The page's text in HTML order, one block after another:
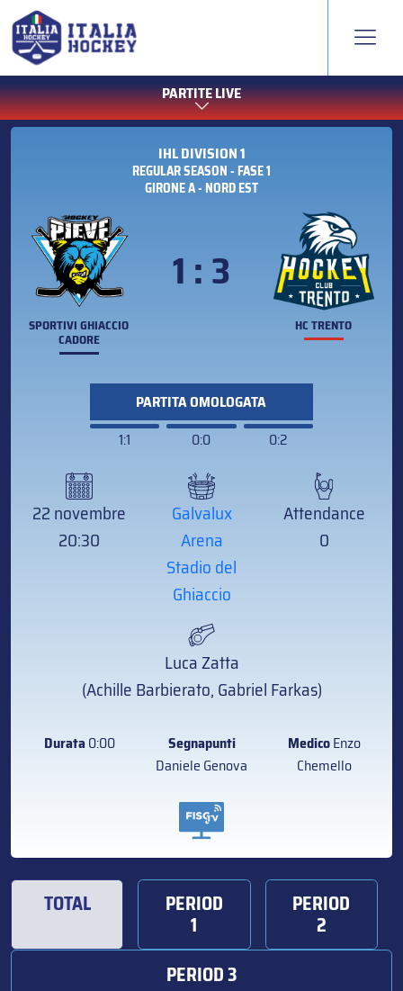
PARTITE LIVE
IHL DIVISION 1
REGULAR SEASON - FASE 1
GIRONE A - NORD EST
SPORTIVI GHIACCIO
CADORE
1 : 3
HC TRENTO
PARTITA OMOLOGATA
1:1
0:0 0:2
22 novembre
20:30
Galvalux
Arena
Stadio del
Ghiaccio
Attendance
0
Luca Zatta
(Achille Barbierato, Gabriel Farkas)
Durata0:00
Segnapunti
Daniele Genova
MedicoEnzo
Chemello
TOTAL PERIOD
1
PERIOD
2
PERIOD 3